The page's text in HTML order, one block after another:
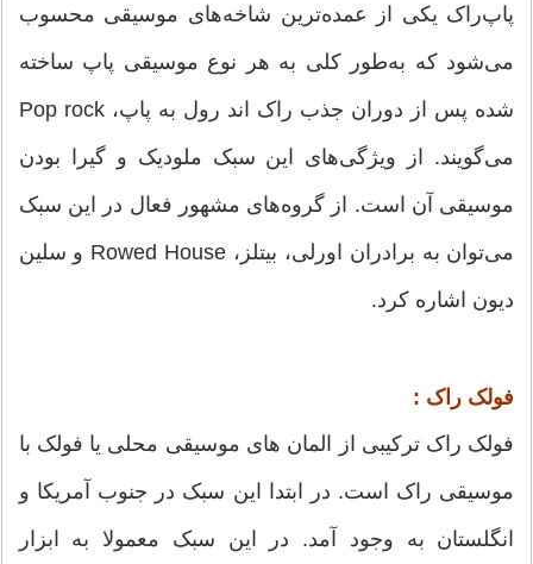
پاپ‌راک یکی از عمده‌ترین شاخه‌های موسیقی محسوب
می‌شود که به‌طور کلی به هر نوع موسیقی پاپ ساخته
شده پس از دوران جذب راک اند رول به پاپ، Pop rock
می‌گویند. از ویژگی‌های این سبک ملودیک و گیرا بودن
موسیقی آن است. از گروه‌های مشهور فعال در این سبک
می‌توان به برادران اورلی، بیتلز، Rowed House و سلین
دیون اشاره کرد.
فولک راک :
فولک راک ترکیبی از المان های موسیقی محلی یا فولک با
موسیقی راک است. در ابتدا این سبک در جنوب آمریکا و
انگلستان به وجود آمد. در این سبک معمولا به ابزار